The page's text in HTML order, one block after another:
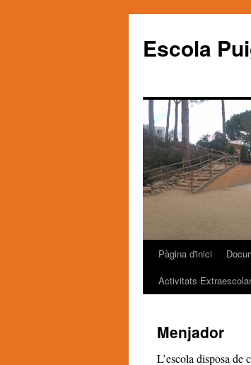
Escola
VésPàgina d'inici
Activitats
Menjador
L’escola disposa de